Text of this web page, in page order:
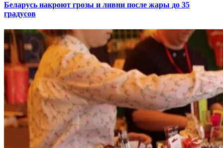
Беларусь накроют грозы и ливни после жары до 35
градусов